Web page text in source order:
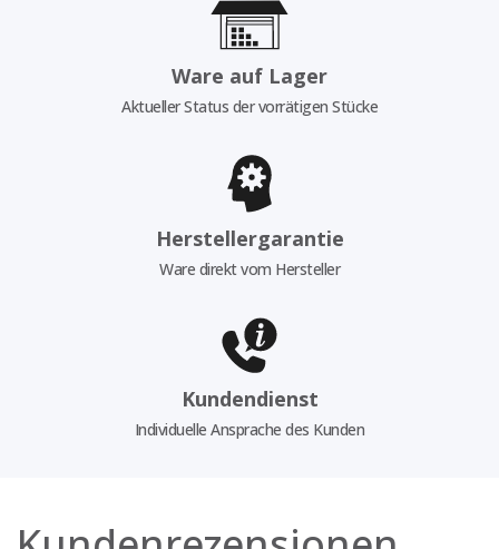
Ware auf Lager
Aktueller Status der vorrätigen Stücke
Herstellergarantie
Ware direkt vom Hersteller
Kundendienst
Individuelle Ansprache des Kunden